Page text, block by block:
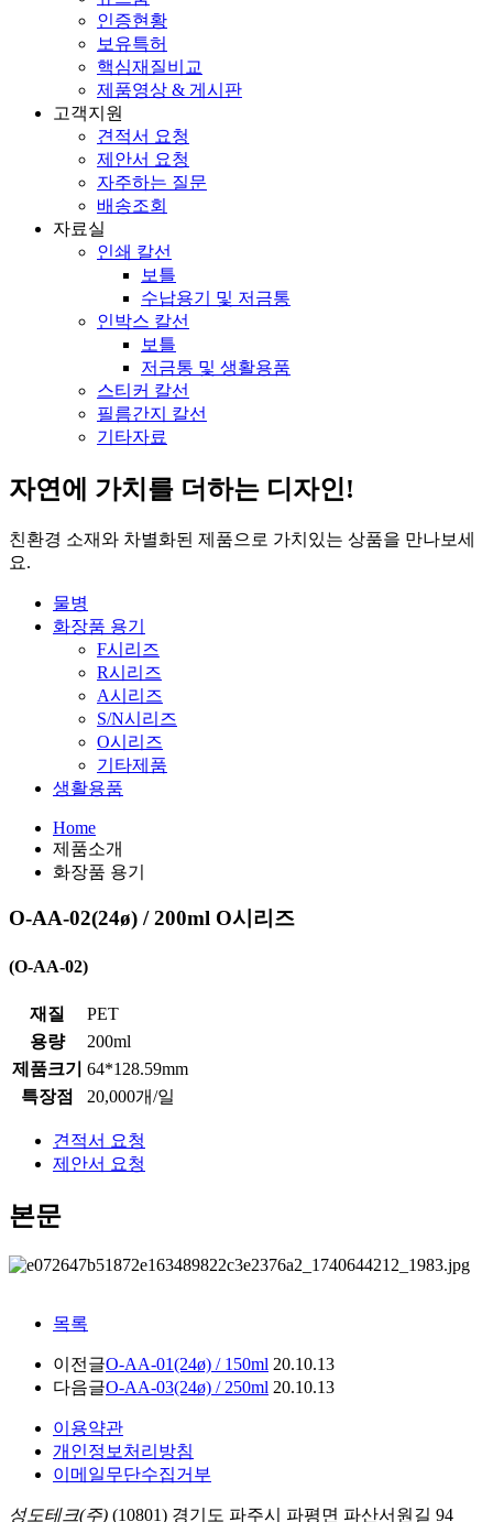
인증현황
보유특허
핵심재질비교
제품영상 & 게시판
고객지원
견적서 요청
제안서 요청
자주하는 질문
배송조회
자료실
인쇄 칼선
보틀
수납용기 및 저금통
인박스 칼선
보틀
저금통 및 생활용품
스티커 칼선
필름간지 칼선
기타자료
자연에 가치를 더하는 디자인!
친환경 소재와 차별화된 제품으로 가치있는 상품을 만나보세
요.
물병
화장품 용기
F시리즈
R시리즈
A시리즈
S/N시리즈
O시리즈
기타제품
생활용품
Home
제품소개
화장품 용기
O-AA-02(24ø) / 200ml O시리즈
(O-AA-02)
재질
PET
용량
200ml
제품크기 64*128.59mm
특장점
20,000개/일
견적서 요청
제안서 요청
본문
목록
이전글O-AA-01(24ø) / 150ml 20.10.13
다음글O-AA-03(24ø) / 250ml 20.10.13
이용약관
개인정보처리방침
이메일무단수집거부
성도테크(주) (10801) 경기도 파주시 파평면 파산서원길 94